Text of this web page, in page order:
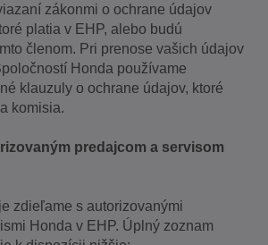
zákonmi o ochrane údajov
platia v EHP, alebo budú
členom. Pri prenose vašich údajov
Honda používame
klauzuly o ochrane údajov, ktoré
komisia.
predajcom a servisom
zdieľame s autorizovanými
Honda v EHP. Úplný zoznam